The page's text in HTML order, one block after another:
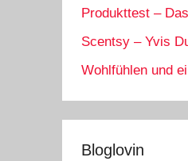
Produkttest –
Scentsy – Yvis
Wohlfühlen und
Bloglovin